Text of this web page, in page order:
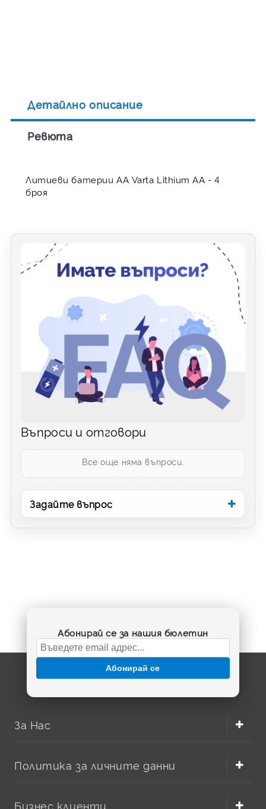
Детайлно описание
Ревюта
Литиеви батерии АА Varta Lithium AA - 4
броя
Въпроси и отговори
Все още няма въпроси.
Задайте въпрос
Абонирай се за нашия бюлетин
Абонирай се
За Нас
Политика за личните данни
Бизнес клиенти